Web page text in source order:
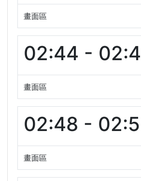
畫面區
02:44 -
畫面區
02:48 -
畫面區